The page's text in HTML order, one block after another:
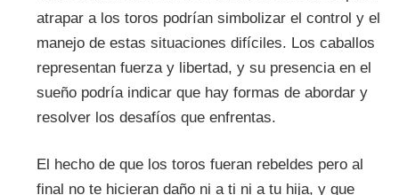
atrapar a los toros podrían simbolizar el control y el
manejo de estas situaciones difíciles. Los caballos
representan fuerza y libertad, y su presencia en el
sueño podría indicar que hay formas de abordar y
resolver los desafíos que enfrentas.
El hecho de que los toros fueran rebeldes pero al
final no te hicieran daño ni a ti ni a tu hija, y que